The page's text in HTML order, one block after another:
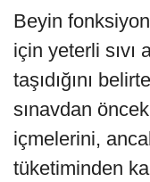
Beyin
için yeterli sıvı
taşıdığını
sınavdan
içmelerini,
tüketiminden